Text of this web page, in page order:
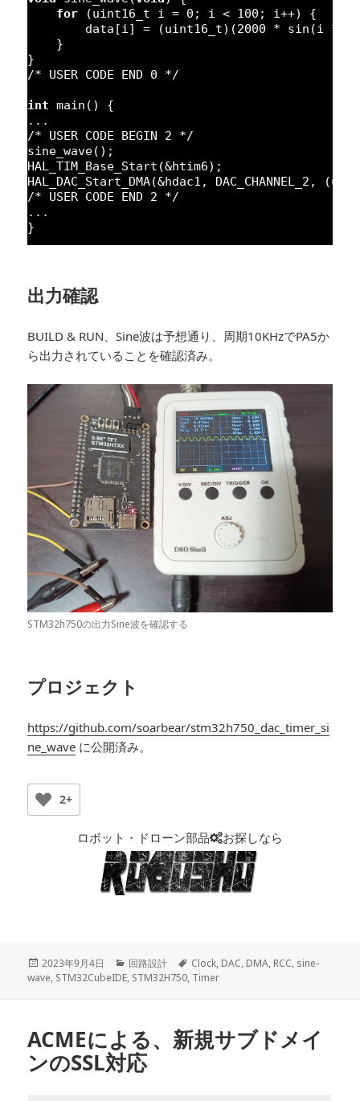
for
(uint16_t i = 0 ; i < 100 ; i++) {
data[i] = (uint16_t)(2000 * sin(i *
}
}
/* USER CODE END 0 */
int main() {
...
/* USER CODE BEGIN 2 */
sine_wave();
HAL_TIM_Base_Start(&htim6);
HAL_DAC_Start_DMA(&hdac1, DAC_CHANNEL_2,
/* USER CODE END 2 */
...
}
出力確認
BUILD & RUN、Sine波は予想通り、周期10KHzでPA5か
ら出力されていることを確認済み。
STM32h750の出力Sine波を確認する
プロジェクト
https://github.com/soarbear/stm32h750_dac_timer_si
ne_wave に公開済み。
2+
ロボット・ドローン部品 お探しなら
投
稿
2023年9月4日
カ
テ
回路設計
タ
グ
Clock, DAC, DMA, RCC, sine-
wave, STM32CubeIDE, STM32H750, Timer
ACMEによる、新規サブドメイ
ンのSSL対応